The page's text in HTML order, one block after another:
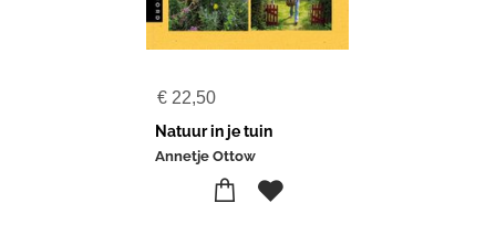
€ 22,50
Natuur in je tuin
Annetje Ottow